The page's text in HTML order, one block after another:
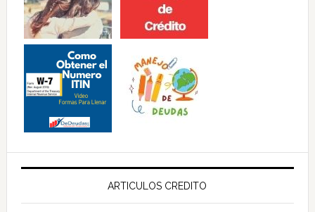
ARTICULOS CREDITO